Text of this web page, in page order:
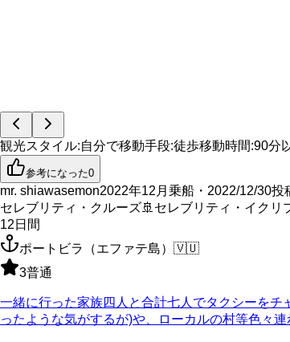
観光スタイル:自分で移動手段:徒歩移動時間:90分
参考になった0
mr. shiawasemon2022年12月乗船・2022/12/30投
セレブリティ・クルーズ🚢セレブリティ・イクリ
12日間
ポートビラ（エファテ島） 🇻🇺
3普通
一緒に行った家族四人と合計七人でタクシーを
ったような気がするが)や、ローカルの村等色々